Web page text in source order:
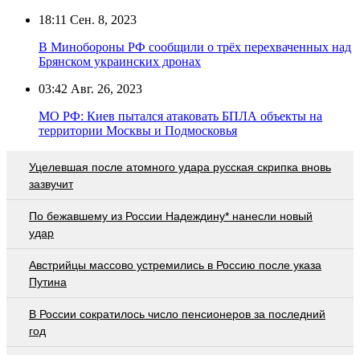
18:11 Сен. 8, 2023
В Минобороны РФ сообщили о трёх перехваченных над
Брянском украинских дронах
03:42 Авг. 26, 2023
МО РФ: Киев пытался атаковать БПЛА объекты на
территории Москвы и Подмосковья
Уцелевшая после атомного удара русская скрипка вновь
зазвучит
По бежавшему из России Надеждину* нанесли новый
удар
Австрийцы массово устремились в Россию после указа
Путина
В России сократилось число пенсионеров за последний
год